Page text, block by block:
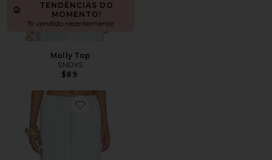
TENDÊNCIAS DO
MOMENTO!
19 vendido recentemente
Molly Top
SNDYS
$89
Favorite Molly Pant